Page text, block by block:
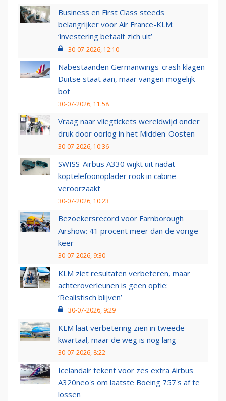
Business en First Class steeds
belangrijker voor Air France-KLM:
‘investering betaalt zich uit’
30-07-2026, 12:10
Nabestaanden Germanwings-crash klagen
Duitse staat aan, maar vangen mogelijk
bot
30-07-2026, 11:58
Vraag naar vliegtickets wereldwijd onder
druk door oorlog in het Midden-Oosten
30-07-2026, 10:36
SWISS-Airbus A330 wijkt uit nadat
koptelefoonoplader rook in cabine
veroorzaakt
30-07-2026, 10:23
Bezoekersrecord voor Farnborough
Airshow: 41 procent meer dan de vorige
keer
30-07-2026, 9:30
KLM ziet resultaten verbeteren, maar
achteroverleunen is geen optie:
‘Realistisch blijven’
30-07-2026, 9:29
KLM laat verbetering zien in tweede
kwartaal, maar de weg is nog lang
30-07-2026, 8:22
Icelandair tekent voor zes extra Airbus
A320neo's om laatste Boeing 757's af te
lossen